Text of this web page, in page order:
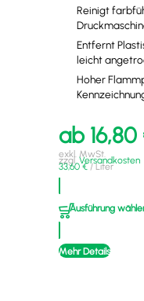
Reinigt
Entfernt
leicht
Hoher
ab 16,80
exkl. MwSt.
zzgl.Versandkosten
33,60€/Liter
Ausführung
Mehr Details